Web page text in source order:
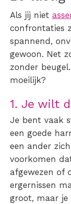
Als jij niet
confrontaties
spannend,
gewoon. Net
zonder
moeilijk?
1. Je wilt
Je bent vaak
een goede
een ander
voorkomen
afgewezen of
ergernissen
groot, maar